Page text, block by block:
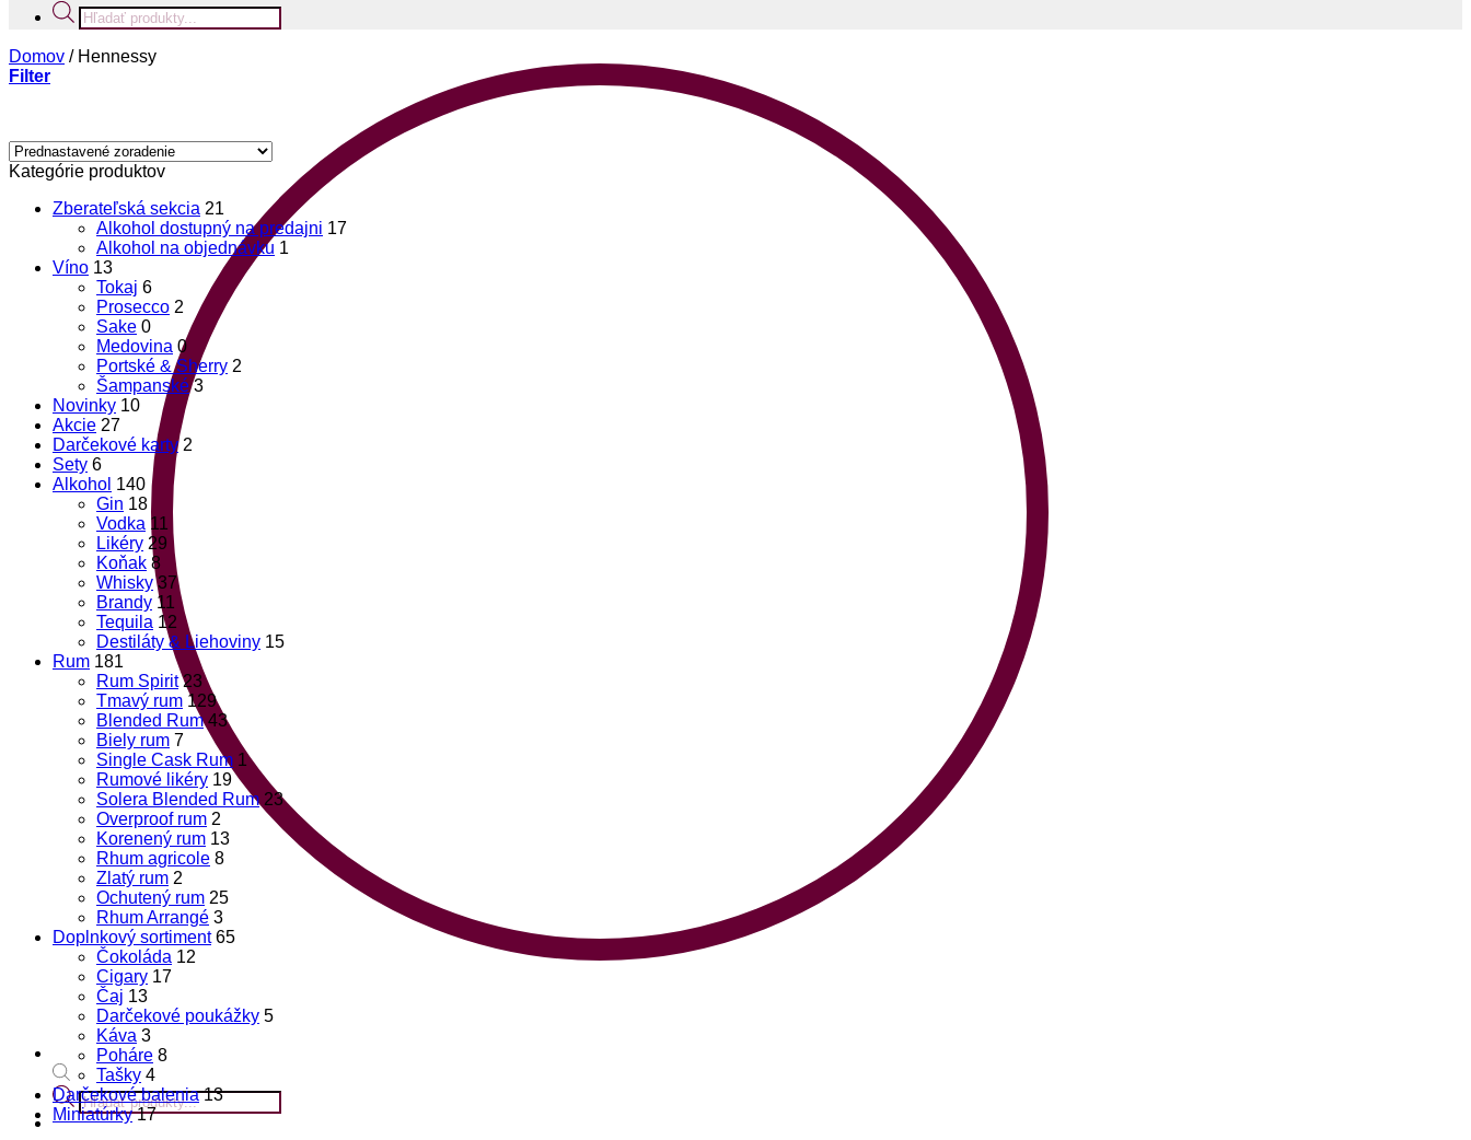
Products
search
Products
search
Domov /Hennessy
Filter
Kategórie produktov
Zberateľská sekcia 21
Alkohol dostupný na predajni 17
Alkohol na objednávku 1
Víno 13
Tokaj 6
Prosecco 2
Sake 0
Medovina 0
Portské & Sherry 2
Šampanské 3
Novinky 10
Akcie 27
Darčekové karty 2
Sety 6
Alkohol 140
Gin 18
Vodka 11
Likéry 29
Koňak 8
Whisky 37
Brandy 11
Tequila 12
Destiláty & Liehoviny 15
Rum 181
Rum Spirit 23
Tmavý rum 129
Blended Rum 43
Biely rum 7
Single Cask Rum 1
Rumové likéry 19
Solera Blended Rum 23
Overproof rum 2
Korenený rum 13
Rhum agricole 8
Zlatý rum 2
Ochutený rum 25
Rhum Arrangé 3
Doplnkový sortiment 65
Čokoláda 12
Cigary 17
Čaj 13
Darčekové poukážky 5
Káva 3
Poháre 8
Tašky 4
Darčekové balenia 13
Miniatúrky 17